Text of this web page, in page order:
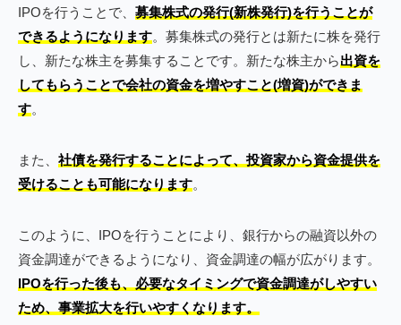
IPOを行うことで、 募集株式の発行(新株発行)を行うことが
できるようになります。募集株式の発行とは新たに株を発行
し、新たな株主を募集することです。新たな株主から出資を
してもらうことで会社の資金を増やすこと(増資)ができま
す。
また、 社債を発行することによって、投資家から資金提供を
受けることも可能になります。
このように、IPOを行うことにより、銀行からの融資以外の
資金調達ができるようになり、資金調達の幅が広がります。
IPOを行った後も、必要なタイミングで資金調達がしやすい
ため、事業拡大を行いやすくなります。